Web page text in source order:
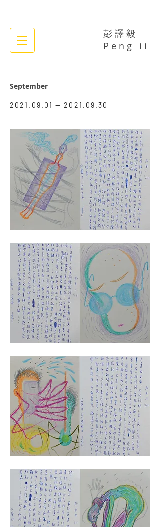
彭 譯 毅
​​P e n g i i
September
​2021.09.01 —2021.09.30